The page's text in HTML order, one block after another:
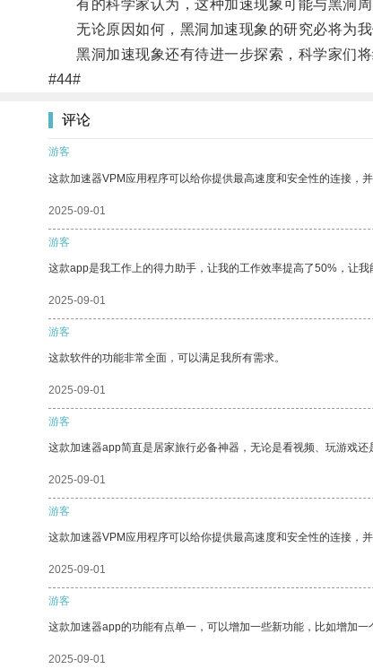
有的科学家认为，这种加速现象可能与黑洞周
无论原因如何，黑洞加速现象的研究必将为我
黑洞加速现象还有待进一步探索，科学家们将
#44#
评论
游客
这款加速器VPM应用程序可以给你提供最高速度和安全性的连接，
2025-09-01
游客
这款app是我工作上的得力助手，让我的工作效率提高了50%，让我
2025-09-01
游客
这款软件的功能非常全面，可以满足我所有需求。
2025-09-01
游客
这款加速器app简直是居家旅行必备神器，无论是看视频、玩游戏
2025-09-01
游客
这款加速器VPM应用程序可以给你提供最高速度和安全性的连接，
2025-09-01
游客
这款加速器app的功能有点单一，可以增加一些新功能，比如增加一
2025-09-01